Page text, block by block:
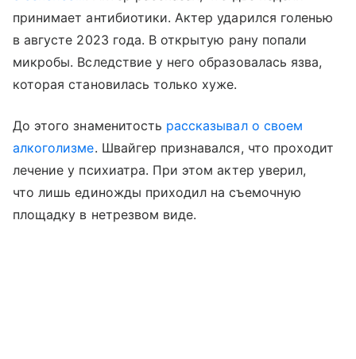
принимает антибиотики. Актер ударился голенью
в августе 2023 года. В открытую рану попали
микробы. Вследствие у него образовалась язва,
которая становилась только хуже.
До этого знаменитость рассказывал о своем
алкоголизме. Швайгер признавался, что проходит
лечение у психиатра. При этом актер уверил,
что лишь единожды приходил на съемочную
площадку в нетрезвом виде.